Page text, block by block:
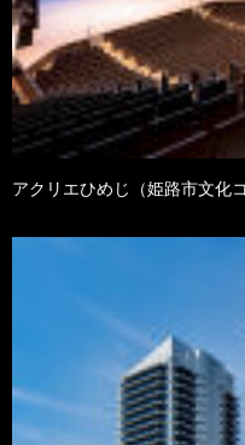
アクリエひめじ（姫路市文化